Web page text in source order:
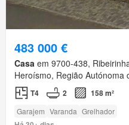
483 000 €
Casa em 9700-438,
Heroísmo, Região Autónoma
T4 2 158 m²
Garajem Varanda Grelhador